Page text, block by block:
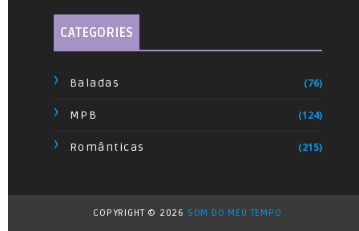
CATEGORIES
Baladas (76)
MPB (124)
Românticas (215)
COPYRIGHT © 2026 SOM DO MEU TEMPO